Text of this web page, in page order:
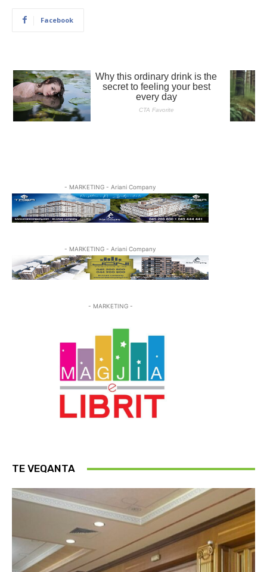
Facebook
- MARKETING - Ariani Company
- MARKETING - Ariani Company
- MARKETING -
TE VEQANTA